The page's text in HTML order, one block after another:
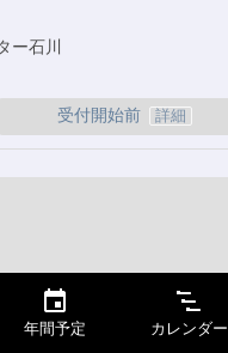
ー石川
受付開始前
年間予定 カレンダー